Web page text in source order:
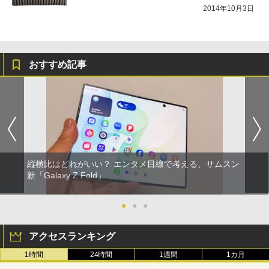
2014年10月3日
おすすめ記事
縦横比はどれがいい？ エンタメ目線で考える、サムスン
新「Galaxy Z Fold」
● ● ●
アクセスランキング
1時間 24時間 1週間 1カ月